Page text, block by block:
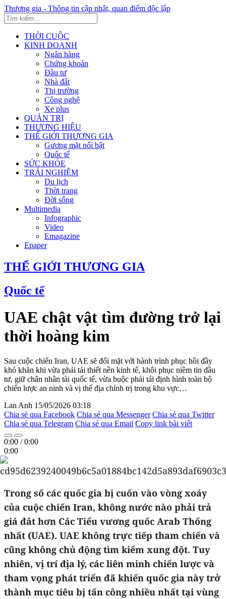
Thương gia - Thông tin cập nhật, quan điểm độc lập
THỜI CUỘC
KINH DOANH
Ngân hàng
Chứng khoán
Đầu tư
Nhà đất
Thị trường
Công nghệ
Xe plus
QUẢN TRỊ
THƯƠNG HIỆU
THẾ GIỚI THƯƠNG GIA
Gương mặt nổi bật
Quốc tế
SỨC KHỎE
TRẢI NGHIỆM
Du lịch
Thời trang
Đời sống
Multimedia
Infographic
Video
Emagazine
Epaper
THẾ GIỚI THƯƠNG GIA
Quốc tế
UAE chật vật tìm đường trở lại
thời hoàng kim
Sau cuộc chiến Iran, UAE sẽ đối mặt với hành trình phục hồi đầy
khó khăn khi vừa phải tái thiết nền kinh tế, khôi phục niềm tin đầu
tư, giữ chân nhân tài quốc tế, vừa buộc phải tái định hình toàn bộ
chiến lược an ninh và vị thế địa chính trị trong khu vực…
Lan Anh 15/05/2026 03:18
Chia sẻ qua Facebook Chia sẻ qua Messenger Chia sẻ qua Twitter
Chia sẻ qua Telegram Chia sẻ qua Email Copy link bài viết
0:00 /0:00
0:00
Trong số các quốc gia bị cuốn vào vòng xoáy
của cuộc chiến Iran, không nước nào phải trả
giá đắt hơn Các Tiểu vương quốc Arab Thống
nhất (UAE). UAE không trực tiếp tham chiến và
cũng không chủ động tìm kiếm xung đột. Tuy
nhiên, vị trí địa lý, các liên minh chiến lược và
tham vọng phát triển đã khiến quốc gia này trở
thành mục tiêu bị tấn công nhiều nhất tại vùng